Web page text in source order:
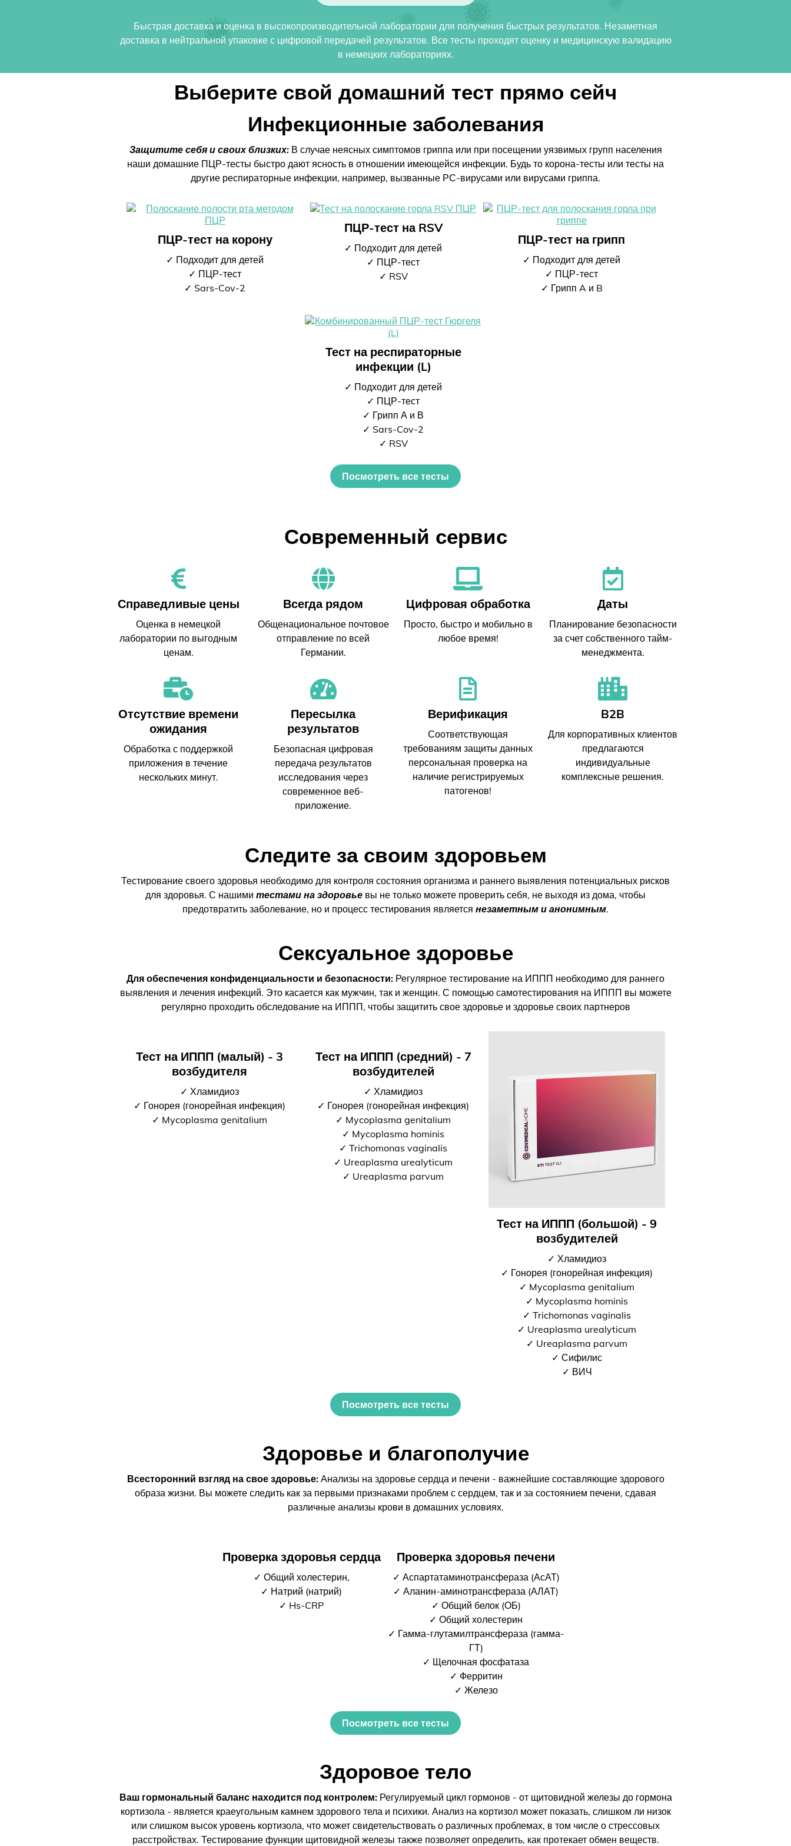
Быстрая доставка и оценка в высокопроизводительной лаборатории для получения быстрых результатов. Незаметная
доставка в нейтральной упаковке с цифровой передачей результатов. Все тесты проходят оценку и медицинскую валидацию
в немецких лабораториях.
Выберите свой домашний тест прямо сейч
Инфекционные заболевания
Защитите себя и своих близких:В случае неясных симптомов гриппа или при посещении уязвимых групп населения
наши домашние ПЦР-тесты быстро дают ясность в отношении имеющейся инфекции. Будь то корона-тесты или тесты на
другие респираторные инфекции, например, вызванные РС-вирусами или вирусами гриппа.
ПЦР-тест на корону
✓ Подходит для детей
✓ ПЦР-тест
✓ Sars-Cov-2
ПЦР-тест на RSV
✓ Подходит для детей
✓ ПЦР-тест
✓ RSV
ПЦР-тест на грипп
✓ Подходит для детей
✓ ПЦР-тест
✓ Грипп A и B
Тест на респираторные
инфекции (L)
✓ Подходит для детей
✓ ПЦР-тест
✓ Грипп А и В
✓ Sars-Cov-2
✓ RSV
Посмотреть все тесты
Современный сервис
Справедливые цены
Оценка в немецкой
лаборатории по выгодным
ценам.
Всегда рядом
Общенациональное почтовое
отправление по всей
Германии.
Цифровая обработка
Просто, быстро и мобильно в
любое время!
Даты
Планирование безопасности
за счет собственного тайм-
менеджмента.
Отсутствие времени
ожидания
Обработка с поддержкой
приложения в течение
нескольких минут.
Пересылка
результатов
Безопасная цифровая
передача результатов
исследования через
современное веб-
приложение.
Верификация
Соответствующая
требованиям защиты данных
персональная проверка на
наличие регистрируемых
патогенов!
B2B
Для корпоративных клиентов
предлагаются
индивидуальные
комплексные решения.
Следите за своим здоровьем
Тестирование своего здоровья необходимо для контроля состояния организма и раннего выявления потенциальных рисков
для здоровья. С нашими тестами на здоровье вы не только можете проверить себя, не выходя из дома, чтобы
предотвратить заболевание, но и процесс тестирования является незаметным и анонимным.
Сексуальное здоровье
Для обеспечения конфиденциальности и безопасности: Регулярное тестирование на ИППП необходимо для раннего
выявления и лечения инфекций. Это касается как мужчин, так и женщин. С помощью самотестирования на ИППП вы можете
регулярно проходить обследование на ИППП, чтобы защитить свое здоровье и здоровье своих партнеров
Тест на ИППП (малый) - 3
возбудителя
✓ Хламидиоз
✓ Гонорея (гонорейная инфекция)
✓ Mycoplasma genitalium
Тест на ИППП (средний) - 7
возбудителей
✓ Хламидиоз
✓ Гонорея (гонорейная инфекция)
✓ Mycoplasma genitalium
✓ Mycoplasma hominis
✓ Trichomonas vaginalis
✓ Ureaplasma urealyticum
✓ Ureaplasma parvum
Тест на ИППП (большой) - 9
возбудителей
✓ Хламидиоз
✓ Гонорея (гонорейная инфекция)
✓ Mycoplasma genitalium
✓ Mycoplasma hominis
✓ Trichomonas vaginalis
✓ Ureaplasma urealyticum
✓ Ureaplasma parvum
✓ Сифилис
✓ ВИЧ
Посмотреть все тесты
Здоровье и благополучие
Всесторонний взгляд на свое здоровье:Анализы на здоровье сердца и печени - важнейшие составляющие здорового
образа жизни. Вы можете следить как за первыми признаками проблем с сердцем, так и за состоянием печени, сдавая
различные анализы крови в домашних условиях.
Проверка здоровья сердца
✓ Общий холестерин,
✓ Натрий (натрий)
✓ Hs-CRP
Проверка здоровья печени
✓ Аспартатаминотрансфераза (АсАТ)
✓ Аланин-аминотрансфераза (АЛАТ)
✓ Общий белок (ОБ)
✓ Общий холестерин
✓ Гамма-глутамилтрансфераза (гамма-
ГТ)
✓ Щелочная фосфатаза
✓ Ферритин
✓ Железо
Посмотреть все тесты
Здоровое тело
Ваш гормональный баланс находится под контролем:Регулируемый цикл гормонов - от щитовидной железы до гормона
кортизола - является краеугольным камнем здорового тела и психики. Анализ на кортизол может показать, слишком ли низок
или слишком высок уровень кортизола, что может свидетельствовать о различных проблемах, в том числе о стрессовых
расстройствах. Тестирование функции щитовидной железы также позволяет определить, как протекает обмен веществ.